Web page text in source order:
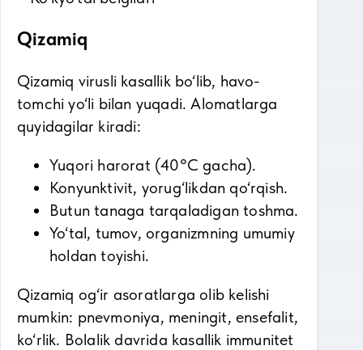
Qizamiq
Qizamiq virusli kasallik bo‘lib, havo-
tomchi yo‘li bilan yuqadi. Alomatlarga
quyidagilar kiradi:
Yuqori harorat (40°C gacha).
Konyunktivit, yorug‘likdan qo‘rqish.
Butun tanaga tarqaladigan toshma.
Yo‘tal, tumov, organizmning umumiy
holdan toyishi.
Qizamiq og‘ir asoratlarga olib kelishi
mumkin: pnevmoniya, meningit, ensefalit,
ko‘rlik. Bolalik davrida kasallik immunitet